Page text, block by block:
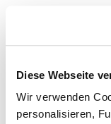
Diese Webseite
Wir verwenden
personalisieren,